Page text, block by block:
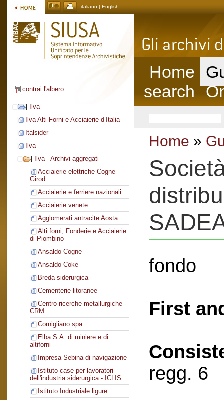
italiano | English
contrai l'albero
Ilva
Ilva Alti Forni e Acciaierie d’Italia
Italsider
Ilva
Ilva - Archivi aggregati
Acciaierie elettriche Cogne -
Girod
Acciaierie e ferriere nazionali
Acciaierie venete
Agglomerati antracite Aosta
Alti forni, Fonderie e Acciaierie
di Piombino
Ansaldo Cogne
Ansaldo Coke
Breda siderurgica
Cementerie litoranee
Centro ricerche metallurgiche -
CRM
Cornigliano spa
Elba S.A. di miniere e di
altiforni
Impresa Sebina di navigazione
Istituto case per lavoratori
dell'industria siderurgica - ICLIS
Istituto Industriale ligure
Home
search
Home »
fondo
First
regg. 6